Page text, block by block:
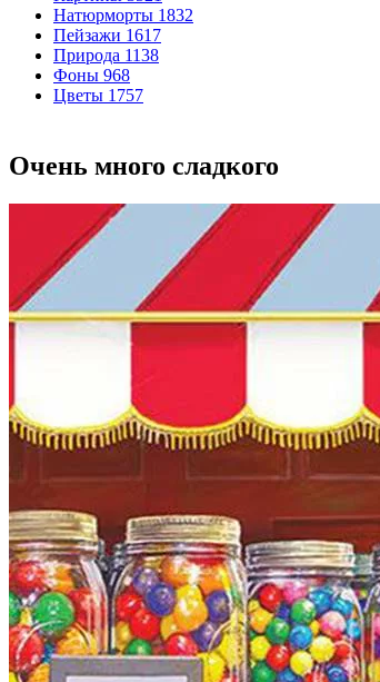
Натюрморты 1832
Пейзажи 1617
Природа 1138
Фоны 968
Цветы 1757
Очень много сладкого